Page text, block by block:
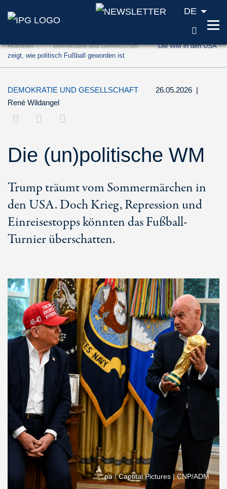
Zum Inhalt springen (Accesskey '1')
Zur Suche springen (Accesskey '2')
DE
Rubriken Demokratie und Gesellschaft
Die WM in den USA
zeigt, wie politisch Fußball geworden ist
DEMOKRATIE UND GESELLSCHAFT 26.05.2026 |
René Wildangel
Die (un)politische WM
Trump träumt vom Sommermärchen in
den USA. Doch Krieg, Repression und
Einreisestopps könnten das Fußball-
Turnier überschatten.
pa / Captital Pictures | CNP/ADM